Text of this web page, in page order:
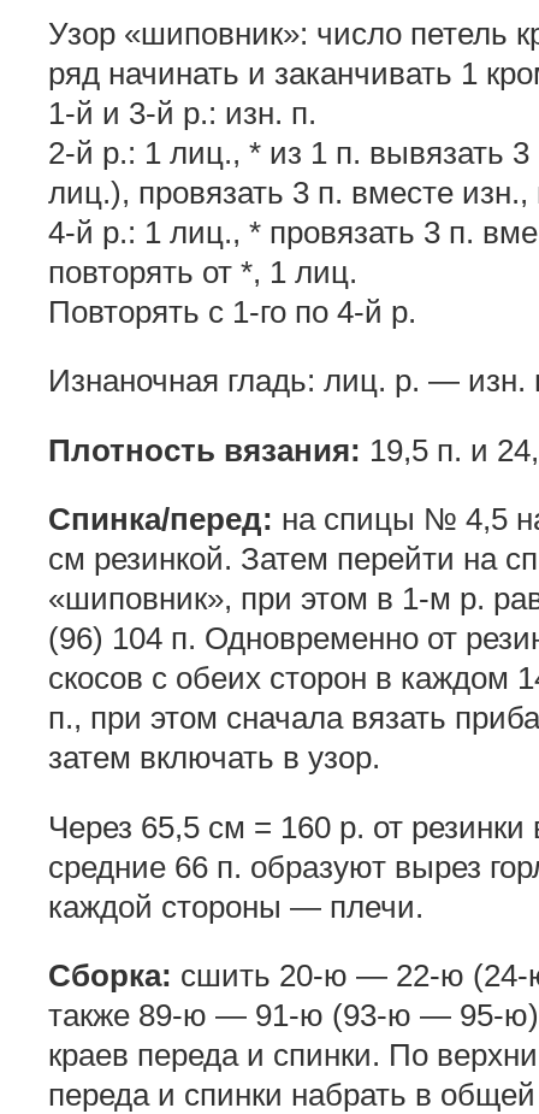
Узор «шиповник»: число петель
ряд начинать и заканчивать 1
1-й и 3-й р.: изн. п.
2-й р.: 1 лиц., * из 1 п. вывязать
лиц.), провязать 3 п. вместе
4-й р.: 1 лиц., * провязать 3 п.
повторять от *, 1 лиц.
Повторять с 1-го по 4-й р.
Изнаночная гладь: лиц. р. —
Плотность вязания: 19,5 п. и
Спинка/перед: на спицы № 4,5
см резинкой. Затем перейти на
«шиповник», при этом в 1-м р.
(96) 104 п. Одновременно от
скосов с обеих сторон в каждом
п., при этом сначала вязать
затем включать в узор.
Через 65,5 см = 160 р. от
средние 66 п. образуют вырез
каждой стороны — плечи.
Сборка: сшить 20-ю — 22-ю
также 89-ю — 91-ю (93-ю — 95-
краев переда и спинки. По
переда и спинки набрать в